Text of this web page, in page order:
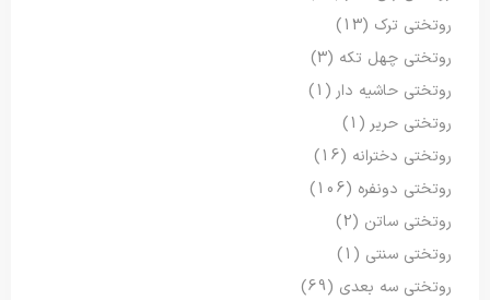
روتختی ترک (13)
روتختی چهل تکه (3)
روتختی حاشیه دار (1)
روتختی حریر (1)
روتختی دخترانه (16)
روتختی دونفره (106)
روتختی ساتن (2)
روتختی سنتی (1)
روتختی سه بعدی (69)